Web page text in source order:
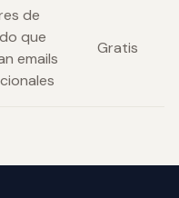
de
que
emails
Gratis